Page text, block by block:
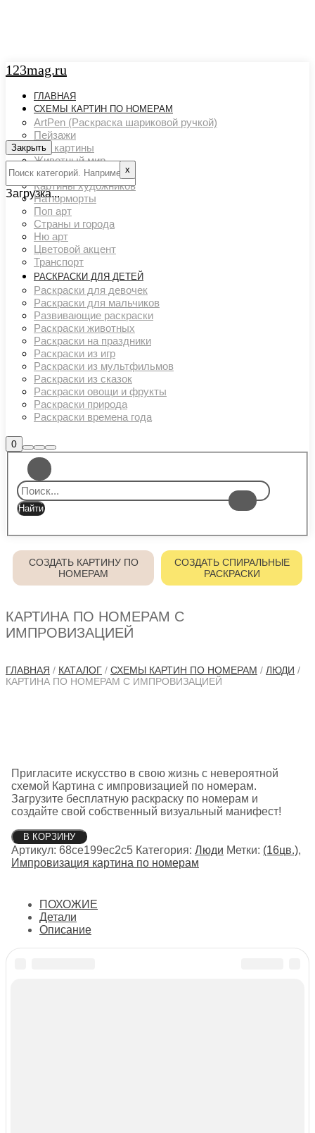
123mag.ru
ГЛАВНАЯ
СХЕМЫ КАРТИН ПО НОМЕРАМ
ArtPen (Раскраска шариковой ручкой)
Пейзажи
Арт картины
Животный мир
Люди
Картины художников
Натюрморты
Поп арт
Страны и города
Ню арт
Цветовой акцент
Транспорт
РАСКРАСКИ ДЛЯ ДЕТЕЙ
Раскраски для девочек
Раскраски для мальчиков
Развивающие раскраски
Раскраски животных
Раскраски на праздники
Раскраски из игр
Раскраски из мультфильмов
Раскраски из сказок
Раскраски овощи и фрукты
Раскраски природа
Раскраски времена года
0Боковая
панель
магазина
Найти
Больше
информации
Главное
меню
СОЗДАТЬ КАРТИНУ ПО
НОМЕРАМ
СОЗДАТЬ СПИРАЛЬНЫЕ
РАСКРАСКИ
КАРТИНА ПО НОМЕРАМ С
ИМПРОВИЗАЦИЕЙ
ГЛАВНАЯ / КАТАЛОГ / СХЕМЫ КАРТИН ПО НОМЕРАМ / ЛЮДИ /
КАРТИНА ПО НОМЕРАМ С ИМПРОВИЗАЦИЕЙ
Пригласите искусство в свою жизнь с невероятной
схемой Картина с импровизацией по номерам.
Загрузите бесплатную раскраску по номерам и
создайте свой собственный визуальный манифест!
Количество
товара
Картина
импровизацией
В КОРЗИНУ
Артикул: 68ce199ec2c5 Категория: Люди Метки: (16цв.),
Импровизация картина по номерам
ПОХОЖИЕ
Детали
Описание
Закрыть
х
Загрузка...